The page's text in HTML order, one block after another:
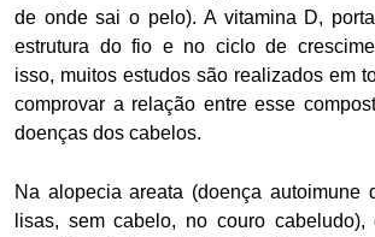
de onde sai o pelo). A vitamina D,
estrutura do fio e no ciclo de
isso, muitos estudos são realizados em
comprovar a relação entre esse
doenças dos cabelos.
Na alopecia areata (doença autoimune
lisas, sem cabelo, no couro cabeludo),